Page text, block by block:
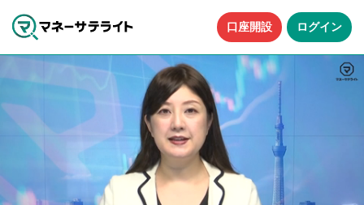
口座開設 ログイン